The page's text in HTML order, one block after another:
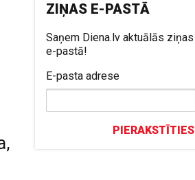
ZIŅAS E-PASTĀ
Saņem Diena.lv aktuālās ziņas
e-pastā!
E-pasta adrese
PIERAKSTĪTIES